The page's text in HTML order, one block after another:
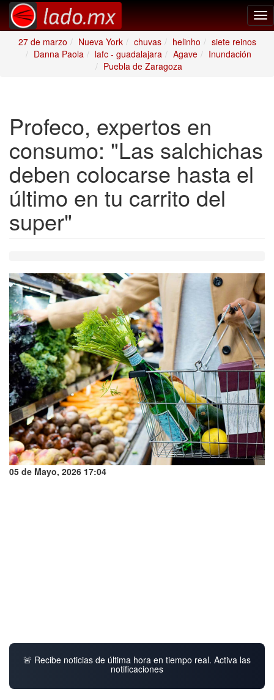
27 de marzo
Nueva York chuvas helinho
siete reinos
Danna Paola
lafc - guadalajara Agave
Inundación
Puebla de Zaragoza
Profeco, expertos en
consumo: "Las salchichas
deben colocarse hasta el
último en tu carrito del
super"
05 de Mayo, 2026 17:04
🚨 Recibe noticias de última hora en tiempo real. Activa las
notificaciones